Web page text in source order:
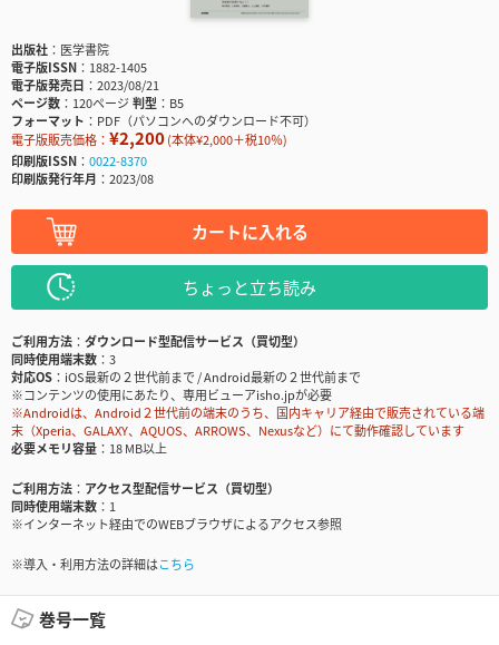
出版社
医学書院
電子版ISSN
1882-1405
電子版発売日
2023/08/21
ページ数
120ページ判型
B5
フォーマット
PDF（パソコンへのダウンロード不可）
電子版販売価格： ¥2,200(本体¥2,000＋税10％)
印刷版ISSN
0022-8370
印刷版発行年月
2023/08
カートに入れる
ちょっと立ち読み
ご利用方法
ダウンロード型配信サービス（買切型）
同時使用端末数
3
対応OS
iOS最新の２世代前まで / Android最新の２世代前まで
※コンテンツの使用にあたり、専用ビューアisho.jpが必要
※Androidは、Android２世代前の端末のうち、国内キャリア経由で販売されている端
末（Xperia、GALAXY、AQUOS、ARROWS、Nexusなど）にて動作確認しています
必要メモリ容量
18 MB以上
ご利用方法
アクセス型配信サービス（買切型）
同時使用端末数
1
※インターネット経由でのWEBブラウザによるアクセス参照
※導入・利用方法の詳細はこちら
巻号一覧